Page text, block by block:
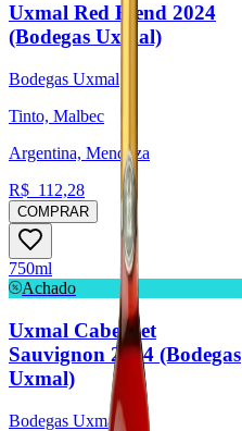
Uxmal Red Blend 2024
(Bodegas Uxmal)
Bodegas Uxmal
Tinto, Malbec
Argentina, Mendoza
R$ 112,28
COMPRAR
750ml
Achado
Uxmal Cabernet
Sauvignon 2024 (Bodegas
Uxmal)
Bodegas Uxmal